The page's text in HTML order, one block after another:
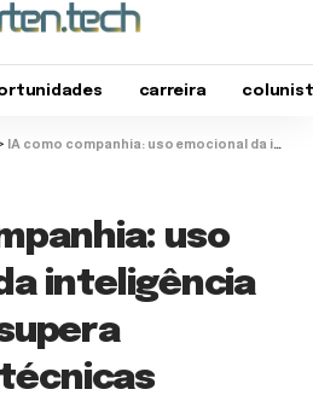
carreira
IA como companhia: uso emocional da inteligência artificial já supera aplicações técnicas
uso
inteligência